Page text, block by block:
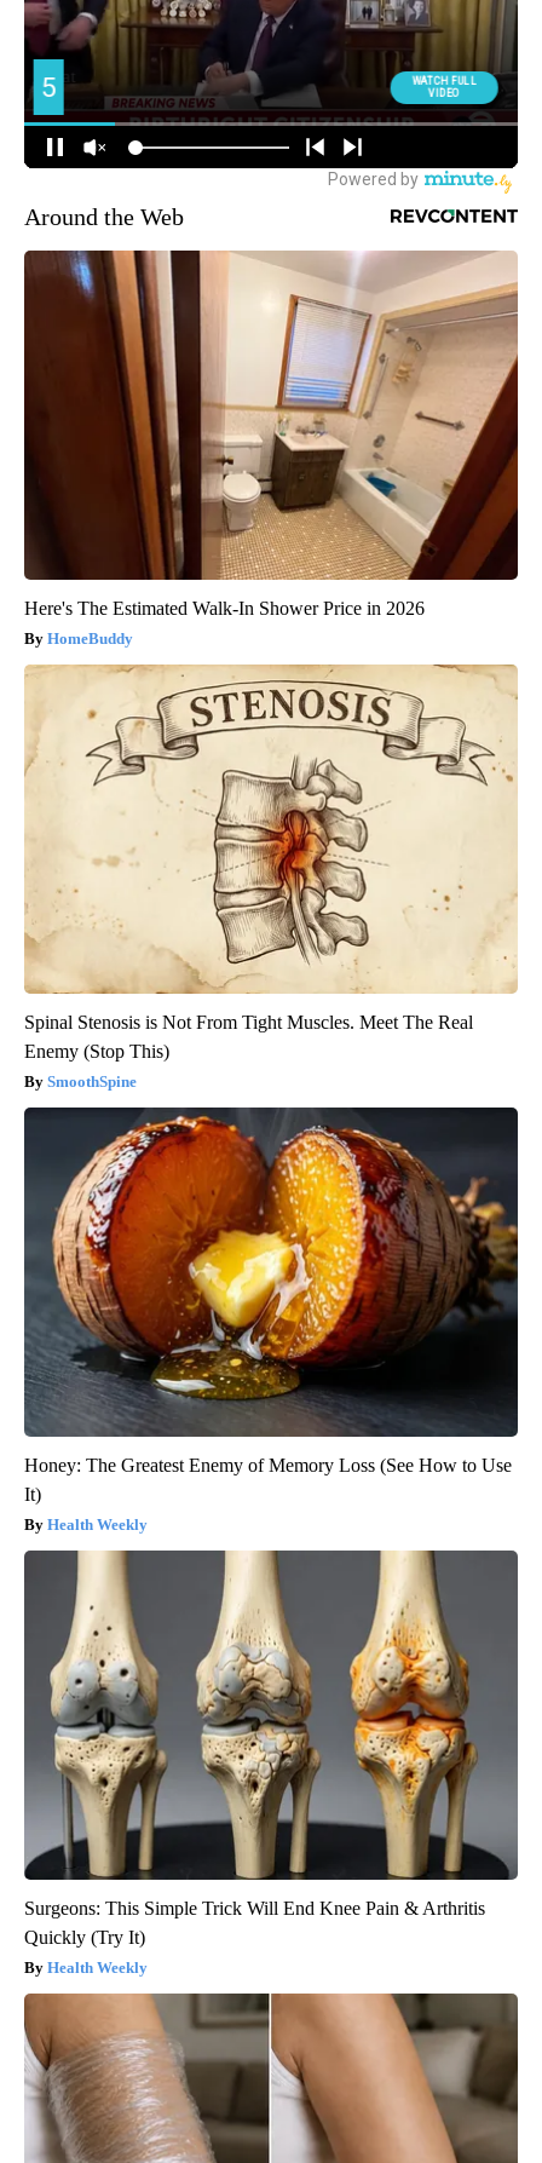
Around the Web
Here's The Estimated Walk-In Shower Price in 2026
HomeBuddy
Spinal Stenosis is Not From Tight Muscles. Meet The Real
Enemy (Stop This)
SmoothSpine
Honey: The Greatest Enemy of Memory Loss (See How to Use
It)
Health Weekly
Surgeons: This Simple Trick Will End Knee Pain & Arthritis
Quickly (Try It)
Health Weekly